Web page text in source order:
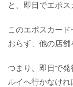
と、即日でエポス
このエポスカー
おらず、他の店舗
つまり、即日で
ルイへ行かなけ